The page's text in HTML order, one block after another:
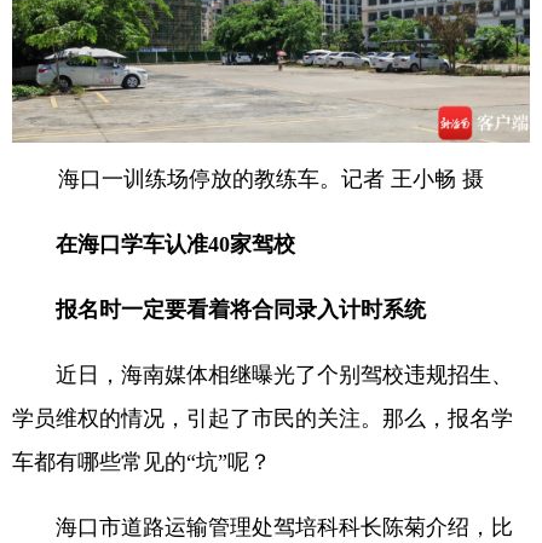
海口一训练场停放的教练车。记者 王小畅 摄
在海口学车认准40家驾校
报名时一定要看着将合同录入计时系统
近日，海南媒体相继曝光了个别驾校违规招生、
学员维权的情况，引起了市民的关注。那么，报名学
车都有哪些常见的“坑”呢？
海口市道路运输管理处驾培科科长陈菊介绍，比